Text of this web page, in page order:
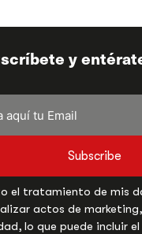
y
Subscribe
el tratamiento de mis
actos de
lo que puede incluir el